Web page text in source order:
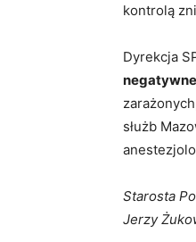
kontrolą
Dyrekcja
służb
Starosta
Jerzy